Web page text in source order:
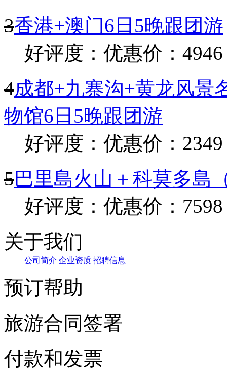
3香港+澳门6日5晚跟团游
好评度： 优惠价：4946
4成都+九寨沟+黄龙风景
物馆6日5晚跟团游
好评度： 优惠价：2349
5巴里島火山＋科莫多島
好评度： 优惠价：7598
关于我们
公司简介 企业资质 招聘信息
预订帮助
旅游合同签署
付款和发票